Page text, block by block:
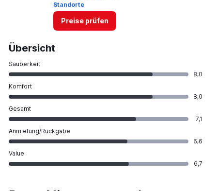
Standorte
Preise prüfen
Übersicht
Sauberkeit
8,0
Komfort
8,0
Gesamt
7,1
Anmietung/Rückgabe
6,6
Value
6,7